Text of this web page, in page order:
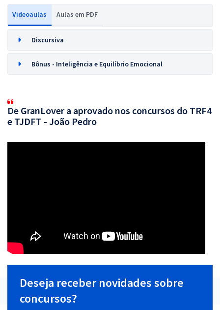
Videoaulas Aulas em PDF
Discursiva
Bônus - Inteligência e Equilíbrio Emocional
De GranLover a aprovado nos concursos do TRF4
e TJDFT - João Pedro
Deseja receber novidades sobre
concursos?